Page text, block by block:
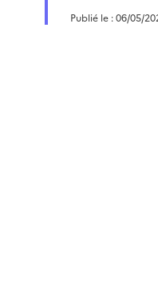
Publié le : 06/05/